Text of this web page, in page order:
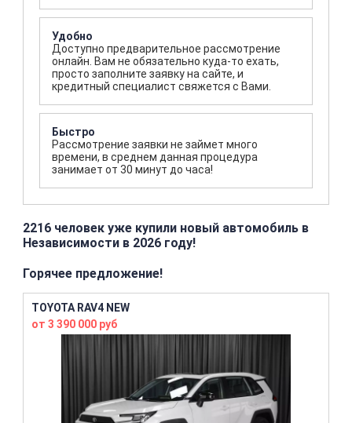
Удобно
Доступно предварительное рассмотрение
онлайн. Вам не обязательно куда-то ехать,
просто заполните заявку на сайте, и
кредитный специалист свяжется с Вами.
Быстро
Рассмотрение заявки не займет много
времени, в среднем данная процедура
занимает от 30 минут до часа!
2216 человек уже купили новый автомобиль в
Независимости в 2026 году!
Горячее предложение!
TOYOTA RAV4 NEW
от 3 390 000 руб